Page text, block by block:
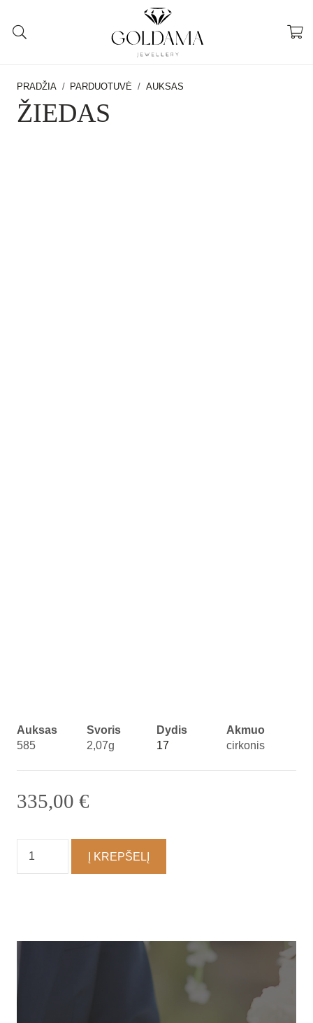
PRADŽIA / PARDUOTUVĖ / AUKSAS
ŽIEDAS
Auksas
585
Svoris
2,07g
Dydis
17
Akmuo
cirkonis
335,00 €
kiekis:
Žiedas
Į KREPŠELĮ